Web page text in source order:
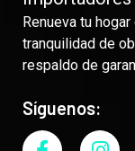
Renueva tu
tranquilidad de
respaldo de
Síguenos: